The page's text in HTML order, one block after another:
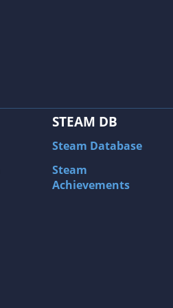
STEAM DB
Steam Database
Steam
Achievements